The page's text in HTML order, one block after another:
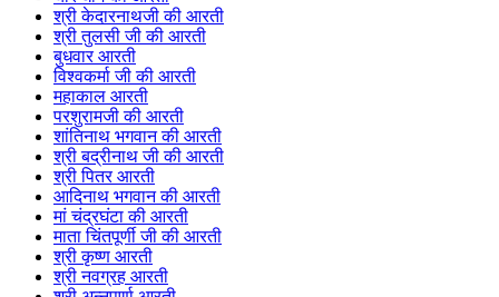
श्री केदारनाथजी की आरती
श्री तुलसी जी की आरती
बुधवार आरती
विश्वकर्मा जी की आरती
महाकाल आरती
परशुरामजी की आरती
शांतिनाथ भगवान की आरती
श्री बद्रीनाथ जी की आरती
श्री पितर आरती
आदिनाथ भगवान की आरती
मां चंद्रघंटा की आरती
माता चिंतपूर्णी जी की आरती
श्री कृष्ण आरती
श्री नवग्रह आरती